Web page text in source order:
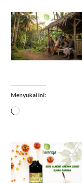
Menyukai ini:
Memuat...